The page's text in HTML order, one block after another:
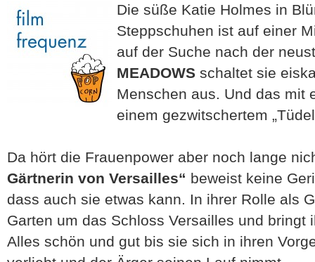
Die süße Katie Holmes in
Steppschuhen ist auf einer
auf der Suche nach der
MEADOWS schaltet sie
Menschen aus. Und das mit
einem gezwitschertem
Da hört die Frauenpower aber noch lange
Gärtnerin von Versailles“ beweist keine
dass auch sie etwas kann. In ihrer Rolle als
Garten um das Schloss Versailles und bringt
Alles schön und gut bis sie sich in ihren